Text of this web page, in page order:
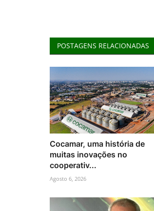
POSTAGENS RELACIONADAS
Cocamar, uma história de
muitas inovações no
cooperativ...
Agosto 6, 2026